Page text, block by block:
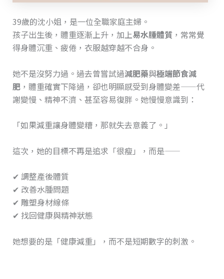
39歲的沈小姐，是一位全職家庭主婦。
孩子出生後，體重逐漸上升，加上易水腫體質，常常覺
得身體沉重、疲倦，衣服越穿越不合身。
她不是沒努力過。過去曾嘗試過減肥藥與極端節食減
肥，體重確實下降過，卻也明顯感受到身體變差——代
謝變慢、精神不濟、甚至容易復胖。她慢慢意識到：
「如果減重讓身體變糟，那就失去意義了。」
這次，她的目標不再是追求「很瘦」，而是——
✔ 調整產後體質
✔ 改善水腫問題
✔ 雕塑身材線條
✔ 找回健康與精神狀態
她想要的是「健康減重」，而不是短期數字的刺激。